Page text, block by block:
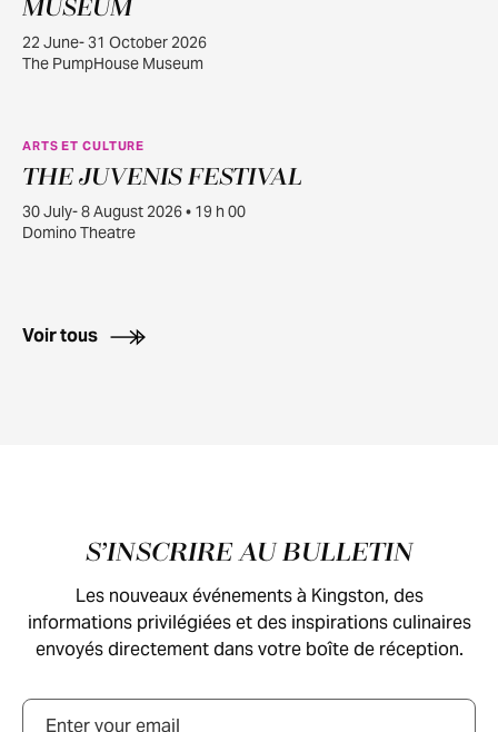
MUSEUM
22 June- 31 October 2026
The PumpHouse Museum
JUILL.
30
ARTS ET CULTURE
THE JUVENIS FESTIVAL
30 July- 8 August 2026 • 19 h 00
Domino Theatre
Voir tous
Pied de pageS’INSCRIRE AU BULLETIN
Les nouveaux événements à Kingston, des
informations privilégiées et des inspirations culinaires
envoyés directement dans votre boîte de réception.
Courriel